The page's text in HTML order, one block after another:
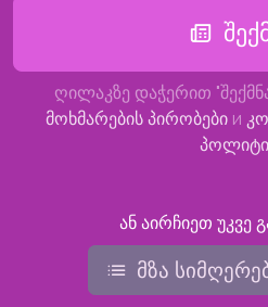
ღილაკზე დაჭერით
მოხმარების პირობები и
ან აირჩიეთ უკვე
მზა